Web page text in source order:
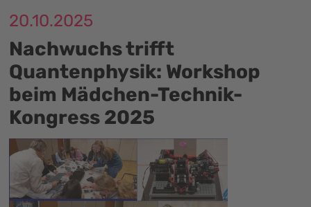
20.10.2025
Nachwuchs trifft
Quantenphysik: Workshop
beim Mädchen-Technik-
Kongress 2025